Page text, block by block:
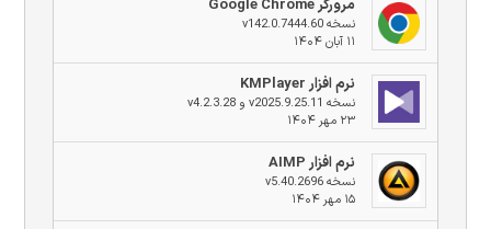
مرورگر Google Chrome
نسخه v142.0.7444.60
۱۱ آبان ۱۴۰۴
نرم افزار KMPlayer
نسخه v2025.9.25.11 و v4.2.3.28
۲۳ مهر ۱۴۰۴
نرم افزار AIMP
نسخه v5.40.2696
۱۵ مهر ۱۴۰۴